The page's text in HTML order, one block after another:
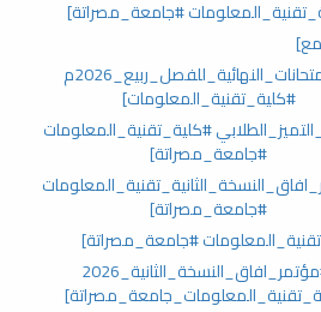
#جامعة_مصراتة]
[#الامتحانات_النهائية_للفصل_ربيع_2026م
#كلية_تقنية_المعلومات]
#كلية_تقنية_المعلومات
#جامعة_مصراتة]
#جامعة_مصراتة]
#جامعة_مصراتة]
[#مؤتمر_افاق_النسخة_الثانية_2026